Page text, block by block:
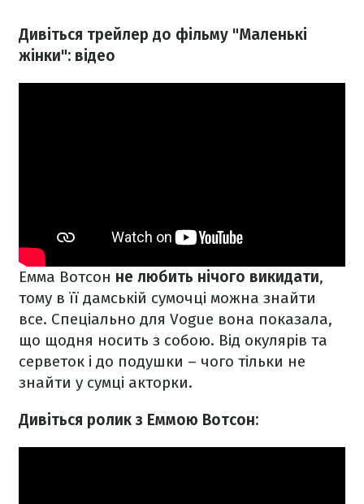
Дивіться трейлер до фільму "Маленькі
жінки": відео
Емма Вотсон не любить нічого викидати,
тому в її дамській сумочці можна знайти
все. Спеціально для Vogue вона показала,
що щодня носить з собою. Від окулярів та
серветок і до подушки – чого тільки не
знайти у сумці акторки.
Дивіться ролик з Еммою Вотсон: